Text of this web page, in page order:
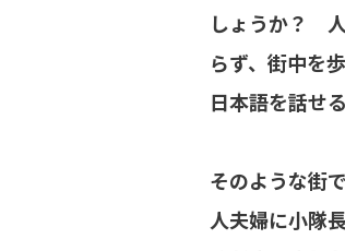
しょうか？
らず、街中を
日本語を話せ
そのような街
人夫婦に小隊